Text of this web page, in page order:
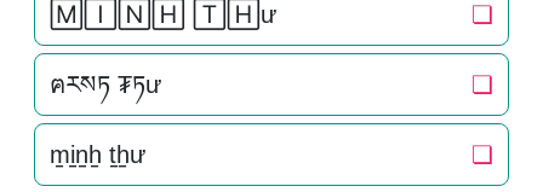
🄼🄸🄽🄷 🅃🄷ư ❏
ฅརསཏ ₮ཏư ❏
m̠i̠n̠h̠ t̠h̠ư ❏